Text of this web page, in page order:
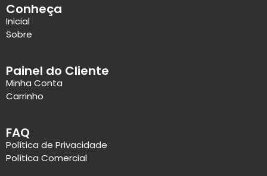
Conheça
Inicial
Sobre
Painel do Cliente
Minha Conta
Carrinho
FAQ
Política de Privacidade
Política Comercial